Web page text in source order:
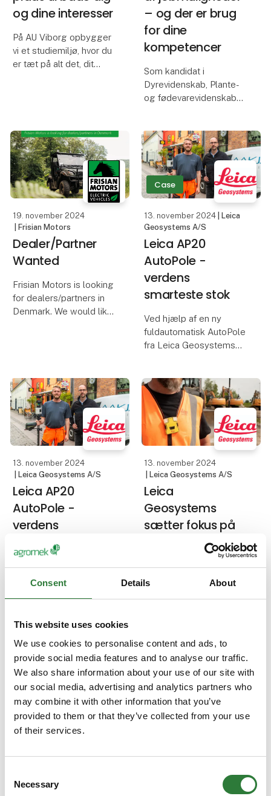
Consent Details About
This website uses cookies
We use cookies to personalise content and ads, to
provide social media features and to analyse our traffic.
We also share information about your use of our site with
our social media, advertising and analytics partners who
may combine it with other information that you’ve
provided to them or that they’ve collected from your use
of their services.
Selection
Necessary
og dine interesser
På AU Viborg opbygger
vi et studiemiljø, hvor du
er tæt på alt det, dit
få testet dine hypoteser.
Kort sagt er
– og der er brug
for dine
kompetencer
Som kandidat i
Dyrevidenskab, Plante-
og fødevarevidenskab
sikre fremtidens
fødevarer, sundhed for
dyr og mennesker og
den grønne omstilling. Vi
har snakk
19. november 2024
| Frisian Motors
Dealer/Partner
Wanted
Frisian Motors is looking
for dealers/partners in
Denmark. We would like
Besides the
Netherlands, where the
vehicles ar
Case
13. november 2024
| Leica
Geosystems A/S
Leica AP20
AutoPole -
verdens
smarteste stok
Ved hjælp af en ny
fuldautomatisk AutoPole
fra Leica Geosystems
opgaver på rekordtid.
Ved hjælp af en ny
fuldautomatisk AutoPole
fra Leica Geosystems
13. november 2024
| Leica Geosystems A/S
Leica AP20
AutoPole -
verdens
smarteste stok
Ved hjælp af en ny
fuldautomatisk AutoPole
Landinspektører nu løse
Ved hjælp af en ny
fuldautomatisk AutoPole
fra Leica Geosystems
kan AAKJAER
13. november 2024
| Leica Geosystems A/S
Leica
Geosystems
sætter fokus på
sikkerhed på
byggepladsen til
Agromek
På Agromek
teknologi til sikrere og
mere effektive
byggepladser.
Agromek er lige om
hjørnet, og Leica
Geosystems gør klar til
| Leica Geosystems A/S
er svært at
Case
Geosystems A/S
Maskinfører: "Det